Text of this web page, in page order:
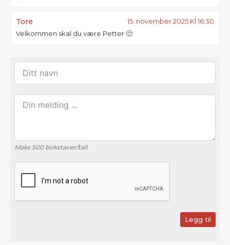
Tore 15. november 2025 Kl 16:30
Velkommen skal du være Petter 🙂
Maks 500 bokstaver/tall
Legg til